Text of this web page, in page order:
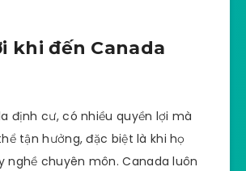
khi đến Canada
định cư, có nhiều quyền lợi mà
tận hưởng, đặc biệt là khi họ
nghề chuyên môn. Canada luôn